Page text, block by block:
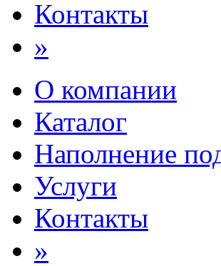
Контакты
»
О компании
Каталог
Наполнение
Услуги
Контакты
»